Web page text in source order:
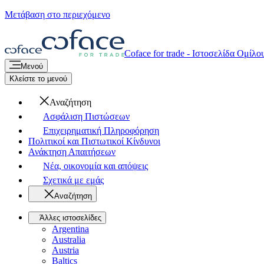
Μετάβαση στο περιεχόμενο
Coface for trade - Ιστοσελίδα
Μενού
Κλείστε το μενού
Αναζήτηση
Ασφάλιση Πιστώσεων
Επιχειρηματική Πληροφόρηση
Πολιτικοί και Πιστωτικοί Κίνδυνοι
Ανάκτηση Απαιτήσεων
Νέα, οικονομία και απόψεις
Σχετικά με εμάς
Αναζήτηση
Άλλες ιστοσελίδες
Argentina
Australia
Austria
Baltics